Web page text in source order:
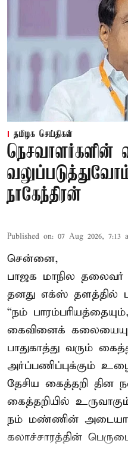
தமிழக செய்திகள்
நெசவாளர்களின்
நாகேந்திரன்
Published on: 07 Aug 2026, 7:13
சென்னை,
பாஜக மாநில தலைவர்
தனது எக்ஸ் தளத்தில்
“நம்
கைவினைக்
பாதுகாத்து வரும்
அர்ப்பணிப்புக்கும்
தேசிய கைத்தறி தின
கைத்தறியில்
நம் மண்ணின்
கலாச்சாரத்தின்